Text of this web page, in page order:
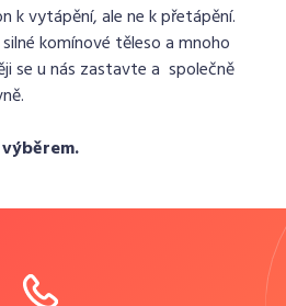
k vytápění, ale ne k přetápění.
komínové těleso a mnoho
se u nás zastavte a společně